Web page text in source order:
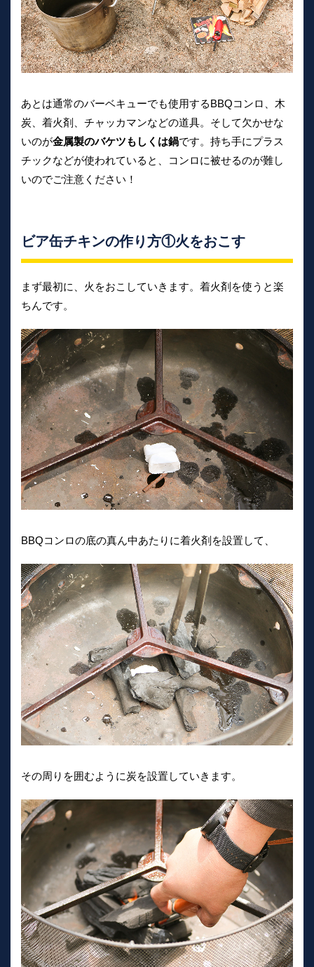
あとは通常のバーベキューでも使用するBBQコンロ、木
炭、着火剤、チャッカマンなどの道具。そして欠かせな
いのが金属製のバケツもしくは鍋です。持ち手にプラス
チックなどが使われていると、コンロに被せるのが難し
いのでご注意ください！
ビア缶チキンの作り方①火をおこす
まず最初に、火をおこしていきます。着火剤を使うと楽
ちんです。
BBQコンロの底の真ん中あたりに着火剤を設置して、
その周りを囲むように炭を設置していきます。